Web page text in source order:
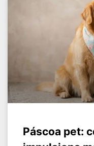
Páscoa pet: